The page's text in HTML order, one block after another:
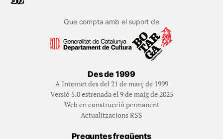
Que compta amb el suport de
Des de 1999
A Internet des del 21 de març de 1999
Versió 5.0 estrenada el 9 de maig de 2025
Web en construcció permanent
Actualitzacions RSS
Preguntes freqüents